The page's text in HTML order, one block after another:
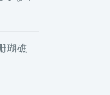
瑚礁